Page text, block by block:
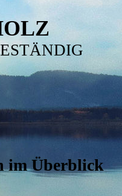
im Überblick